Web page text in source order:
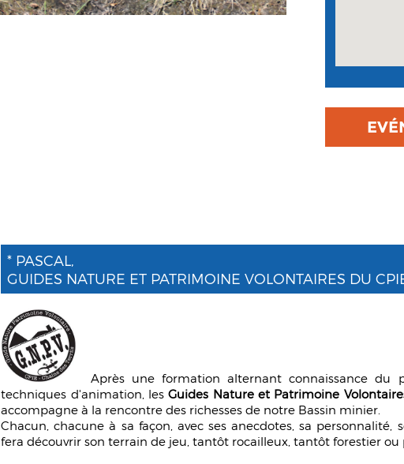
* PASCAL,
GUIDES NATURE ET PATRIMOINE VOLONTAIRES DU
Après une formation alternant connaissance
techniques d'animation, lesGuides Nature et Patrimoine
accompagne à la rencontre des richesses de notre Bassin minier.
Chacun, chacune à sa façon, avec ses anecdotes, sa personnalité,
fera découvrir son terrain de jeu, tantôt rocailleux, tantôt forestier ou